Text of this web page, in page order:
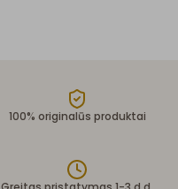
100% originalūs produktai